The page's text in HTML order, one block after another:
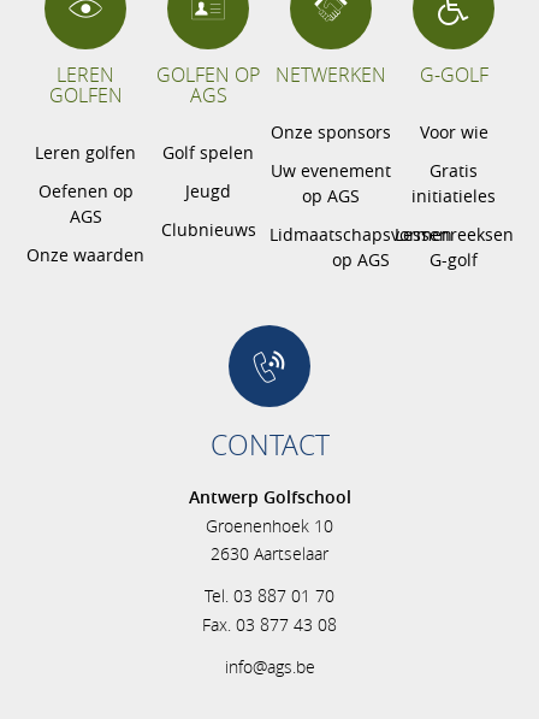
LEREN
GOLFEN
Leren golfen
Oefenen op
AGS
Onze waarden
GOLFEN OP
AGS
Golf spelen
Jeugd
Clubnieuws
NETWERKEN
Onze sponsors
Uw evenement
op AGS
Lidmaatschapsvormen
op AGS
G-GOLF
Voor wie
Gratis
initiatieles
Lessenreeksen
G-golf
CONTACT
Antwerp Golfschool
Groenenhoek 10
2630 Aartselaar
Tel. 03 887 01 70
Fax. 03 877 43 08
info@ags.be